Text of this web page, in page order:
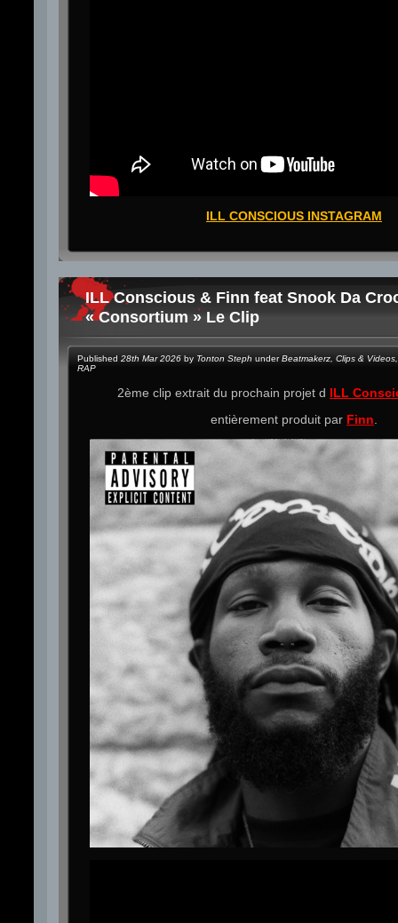
ILL CONSCIOUS INSTAGRAM
ILL Conscious & Finn feat Snook Da
« Consortium » Le Clip
Published 28th Mar 2026 by Tonton Steph underBeatmakerz Clips & Videos
RAP
2ème clip extrait du prochain projet d ILL
entièrement produit par Finn